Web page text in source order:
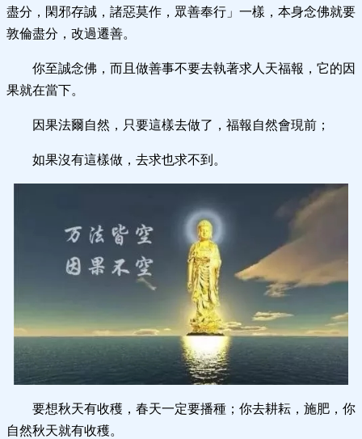
盡分，閑邪存誠，諸惡莫作，眾善奉行」一樣，本身念佛就要
敦倫盡分，改過遷善。
你至誠念佛，而且做善事不要去執著求人天福報，它的因
果就在當下。
因果法爾自然，只要這樣去做了，福報自然會現前；
如果沒有這樣做，去求也求不到。
要想秋天有收穫，春天一定要播種；你去耕耘，施肥，你
自然秋天就有收穫。